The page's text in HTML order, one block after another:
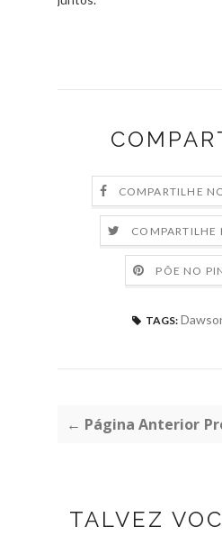
COMPARTILHE
COMPARTILHE
PÕE NO
TAGS:
← Página Anterior
TALVEZ